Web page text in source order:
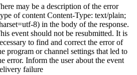
may be a description of the error
of content Content-Type: text/plain;
8) in the body of the response.
event should not be resubmitted. It is
to find and correct the error of
program or channel settings that led to
error. Inform the user about the event
failure